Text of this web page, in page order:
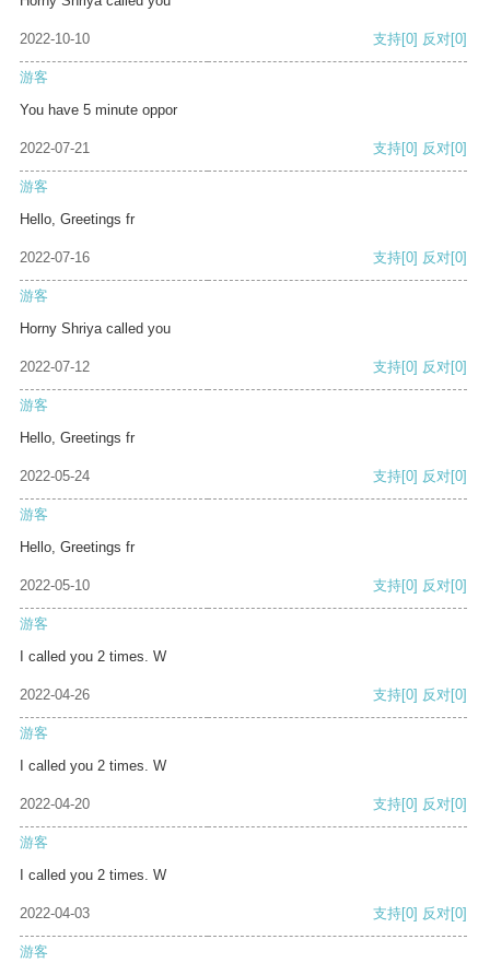
2022-10-10 支持[0] 反对[0]
游客
You have 5 minute oppor
2022-07-21 支持[0] 反对[0]
游客
Hello, Greetings fr
2022-07-16 支持[0] 反对[0]
游客
Horny Shriya called you
2022-07-12 支持[0] 反对[0]
游客
Hello, Greetings fr
2022-05-24 支持[0] 反对[0]
游客
Hello, Greetings fr
2022-05-10 支持[0] 反对[0]
游客
I called you 2 times. W
2022-04-26 支持[0] 反对[0]
游客
I called you 2 times. W
2022-04-20 支持[0] 反对[0]
游客
I called you 2 times. W
2022-04-03 支持[0] 反对[0]
游客